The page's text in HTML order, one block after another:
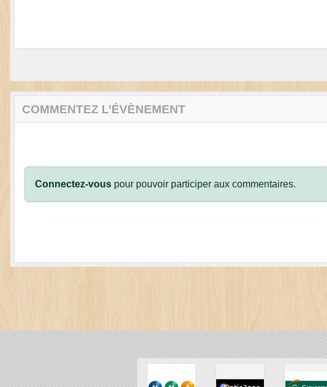
COMMENTEZ L’ÉVÈNEMENT
Connectez-vous pour pouvoir participer aux commentaires.